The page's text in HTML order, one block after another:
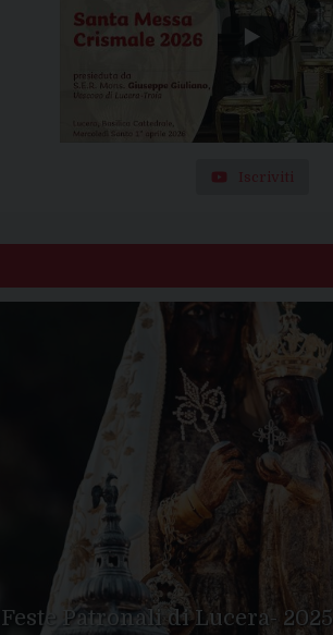
Iscriviti
Feste Patronali di Lucera- 2025